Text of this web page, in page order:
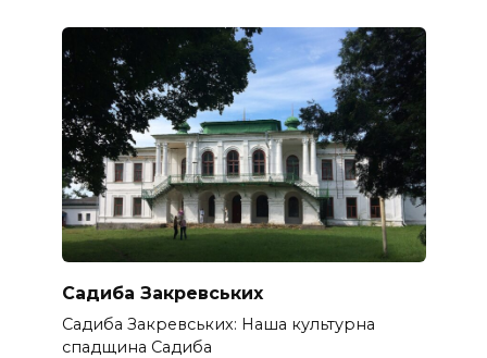
Садиба Закревських
Садиба Закревських: Наша культурна
спадщина Садиба